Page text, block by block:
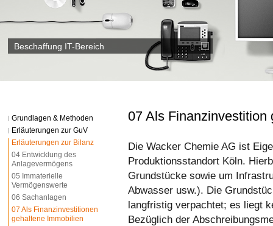
Beschaffung IT-Bereich
07 Als Finanzinvestition
Die Wacker Chemie AG ist
Produktionsstandort Köln.
Grundstücke sowie um
Abwasser usw.). Die
langfristig verpachtet; es liegt
Bezüglich der
Grundlagen & Methoden
Erläuterungen zur GuV
Erläuterungen zur Bilanz
04 Entwicklung des
Anlagevermögens
05 Immaterielle
Vermögenswerte
06 Sachanlagen
07 Als Finanzinvestitionen
gehaltene Immobilien